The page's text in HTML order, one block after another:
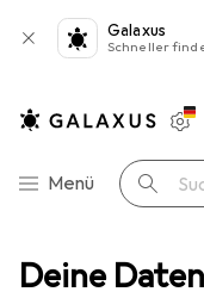
Deine
Galaxus
Schneller
Navigation nach
Menü Suche
Türgriff + Türgarnitur